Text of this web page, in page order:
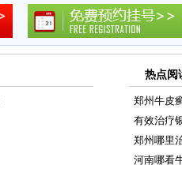
热点阅
郑州牛皮
有效治疗
郑州哪里
河南哪看